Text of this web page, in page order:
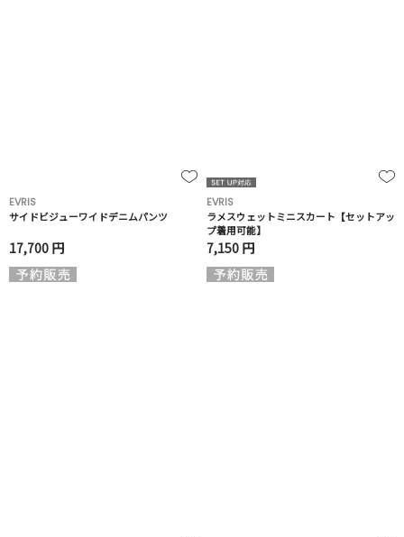
EVRIS
サイドビジューワイドデニムパンツ
17,700 円
EVRIS
ラメスウェットミニスカート【セットアッ
プ着用可能】
7,150 円